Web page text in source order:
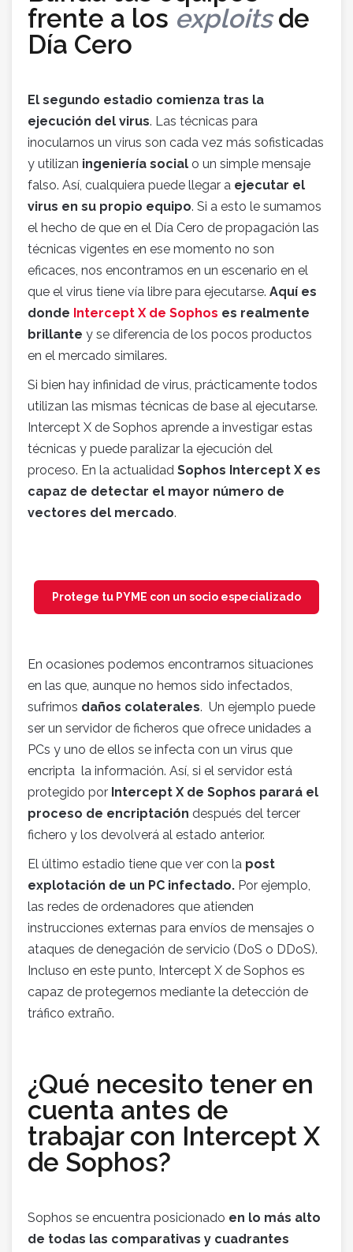
frente a los exploitsde
Día Cero
El segundo estadio comienza tras la
ejecución del virus. Las técnicas para
inocularnos un virus son cada vez más sofisticadas
y utilizan ingeniería social o un simple mensaje
falso. Así, cualquiera puede llegar a ejecutar el
virus en su propio equipo. Si a esto le sumamos
el hecho de que en el Día Cero de propagación las
técnicas vigentes en ese momento no son
eficaces, nos encontramos en un escenario en el
que el virus tiene vía libre para ejecutarse. Aquí es
donde Intercept X de Sophos es realmente
brillante y se diferencia de los pocos productos
en el mercado similares.
Si bien hay infinidad de virus, prácticamente todos
utilizan las mismas técnicas de base al ejecutarse.
Intercept X de Sophos aprende a investigar estas
técnicas y puede paralizar la ejecución del
proceso. En la actualidad Sophos Intercept X es
capaz de detectar el mayor número de
vectores del mercado.
Protege tu PYME con un socio especializado
En ocasiones podemos encontrarnos situaciones
en las que, aunque no hemos sido infectados,
sufrimos daños colaterales. Un ejemplo puede
ser un servidor de ficheros que ofrece unidades a
PCs y uno de ellos se infecta con un virus que
encripta la información. Así, si el servidor está
protegido por Intercept X de Sophos parará el
proceso de encriptación después del tercer
fichero y los devolverá al estado anterior.
El último estadio tiene que ver con la post
explotación de un PC infectado. Por ejemplo,
las redes de ordenadores que atienden
instrucciones externas para envíos de mensajes o
ataques de denegación de servicio (DoS o DDoS).
Incluso en este punto, Intercept X de Sophos es
capaz de protegernos mediante la detección de
tráfico extraño.
¿Qué necesito tener en
cuenta antes de
trabajar con Intercept X
de Sophos?
Sophos se encuentra posicionado en lo más alto
de todas las comparativas y cuadrantes